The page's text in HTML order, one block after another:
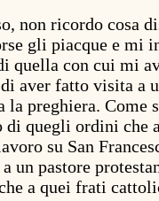
non ricordo cosa
gli piacque e mi
quella con cui mi
aver fatto visita a
la preghiera. Come
di quegli ordini che
su San
un pastore
a quei frati